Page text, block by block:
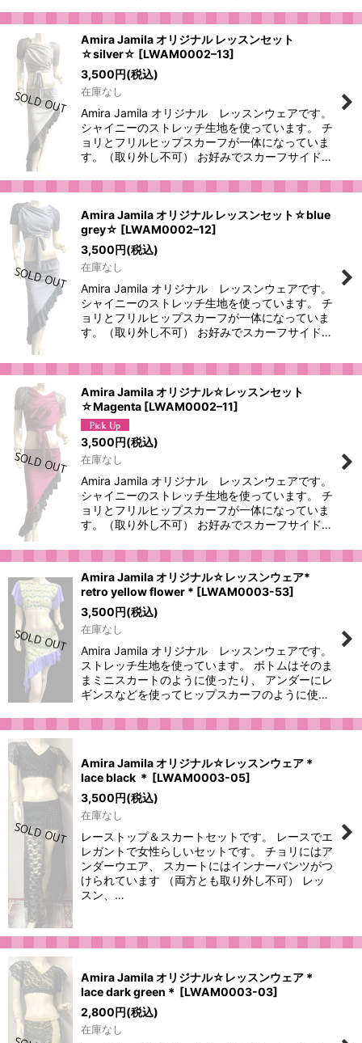
Amira Jamila オリジナル レッスンセット
☆silver☆ [LWAM0002–13]
3,500円(税込)
在庫なし
Amira Jamila オリジナル レッスンウェアです。
シャイニーのストレッチ生地を使っています。 チ
ョリとフリルヒップスカーフが一体になっていま
す。（取り外し不可） お好みでスカーフサイド…
Amira Jamila オリジナル レッスンセット☆blue
grey☆ [LWAM0002–12]
3,500円(税込)
在庫なし
Amira Jamila オリジナル レッスンウェアです。
シャイニーのストレッチ生地を使っています。 チ
ョリとフリルヒップスカーフが一体になっていま
す。（取り外し不可） お好みでスカーフサイド…
Amira Jamila オリジナル☆レッスンセット
☆Magenta [LWAM0002–11]
3,500円(税込)
在庫なし
Amira Jamila オリジナル レッスンウェアです。
シャイニーのストレッチ生地を使っています。 チ
ョリとフリルヒップスカーフが一体になっていま
す。（取り外し不可） お好みでスカーフサイド…
Amira Jamila オリジナル☆レッスンウェア*
retro yellow flower * [LWAM0003-53]
3,500円(税込)
在庫なし
Amira Jamila オリジナル レッスンウェアです。
ストレッチ生地を使っています。 ボトムはそのま
まミニスカートのように使ったり、 アンダーにレ
ギンスなどを使ってヒップスカーフのように使…
Amira Jamila オリジナル☆レッスンウェア＊
lace black ＊ [LWAM0003-05]
3,500円(税込)
在庫なし
レーストップ＆スカートセットです。 レースでエ
レガントで女性らしいセットです。 チョリにはア
ンダーウエア、 スカートにはインナーパンツがつ
けられています （両方とも取り外し不可） レッ
スン、…
Amira Jamila オリジナル☆レッスンウェア＊
lace dark green＊ [LWAM0003-03]
2,800円(税込)
在庫なし